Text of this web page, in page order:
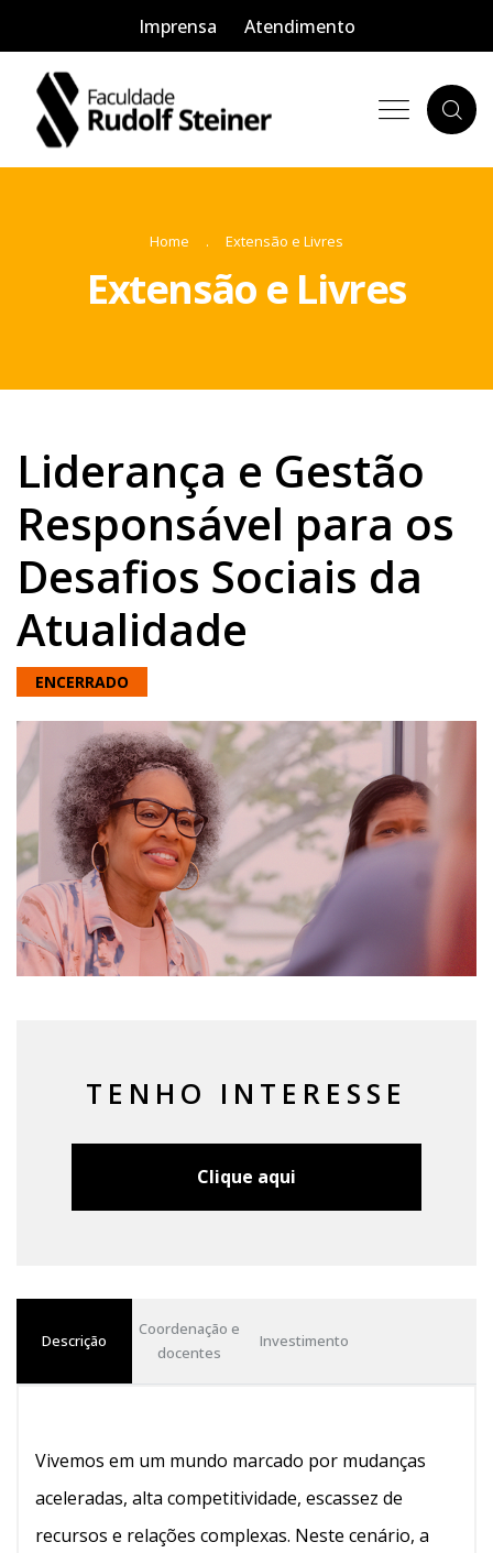
Imprensa Atendimento
Home Extensão e Livres
Extensão e Livres
Liderança e Gestão
Responsável para os
Desafios Sociais da
Atualidade
ENCERRADO
TENHO INTERESSE
Clique aqui
Descrição
Coordenação e
docentes
Investimento
Vivemos em um mundo marcado por mudanças
aceleradas, alta competitividade, escassez de
recursos e relações complexas. Neste cenário, a